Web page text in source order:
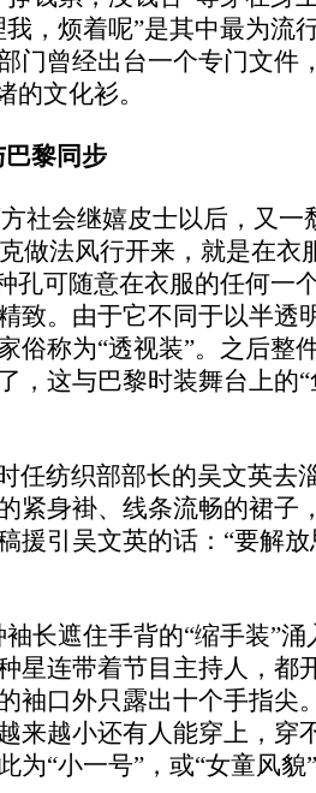
我，烦着呢”是其中最为流
门曾经出台一个专门文件
的文化衫。
巴黎同步
社会继嬉皮士以后，又一
做法风行开来，就是在衣
孔可随意在衣服的任何一
致。由于它不同于以半透
俗称为“透视装”。之后整
，这与巴黎时装舞台上的
任纺织部部长的吴文英去
紧身褂、线条流畅的裙子
援引吴文英的话：“要解
袖长遮住手背的“缩手装”
星连带着节目主持人，都
袖口外只露出十个手指尖
来越小还有人能穿上，穿
为“小一号”，或“女童风貌